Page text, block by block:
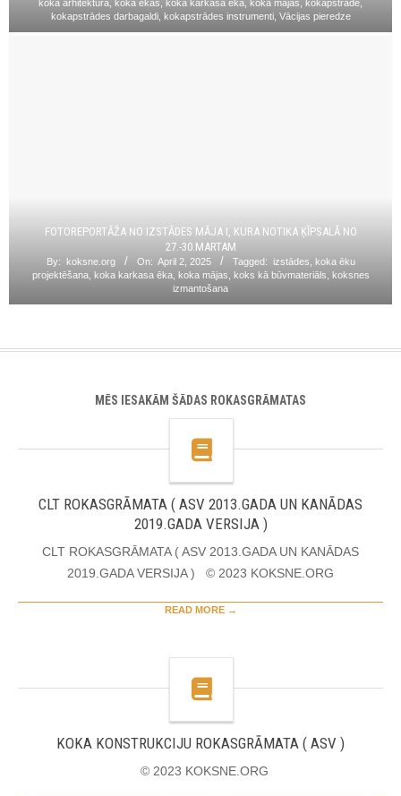
koka arhitektūra koka ēkas koka karkasa ēka koka mājas kokapstrāde
kokapstrādes darbagaldi, kokapstrādes instrumenti, Vācijas pieredze
FOTOREPORTĀŽA NO IZSTĀDES MĀJA I, KURA NOTIKA ĶĪPSALĀ NO
27.-30.MARTAM
By: koksne.org On: April 2, 2025 Tagged: izstādes
koka ēku
projektēšana, koka karkasa ēka, koka mājas koks kā būvmateriāls koksnes
izmantošana
MĒS IESAKĀM ŠĀDAS ROKASGRĀMATAS
CLT ROKASGRĀMATA ( ASV 2013.GADA UN KANĀDAS
2019.GADA VERSIJA )
CLT ROKASGRĀMATA ( ASV 2013.GADA UN KANĀDAS
2019.GADA VERSIJA ) © 2023 KOKSNE.ORG
READ MORE →
KOKA KONSTRUKCIJU ROKASGRĀMATA ( ASV )
© 2023 KOKSNE.ORG